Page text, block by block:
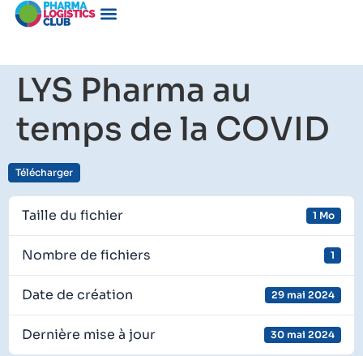
LYS Pharma au
temps de la COVID
Télécharger
Taille du fichier 1 Mo
Nombre de fichiers 1
Date de création 29 mai 2024
Dernière mise à jour 30 mai 2024